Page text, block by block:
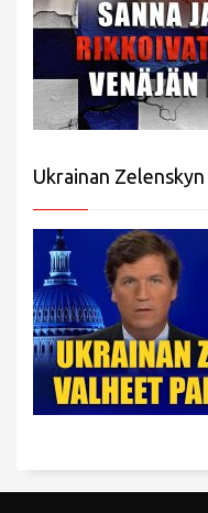
Ukrainan